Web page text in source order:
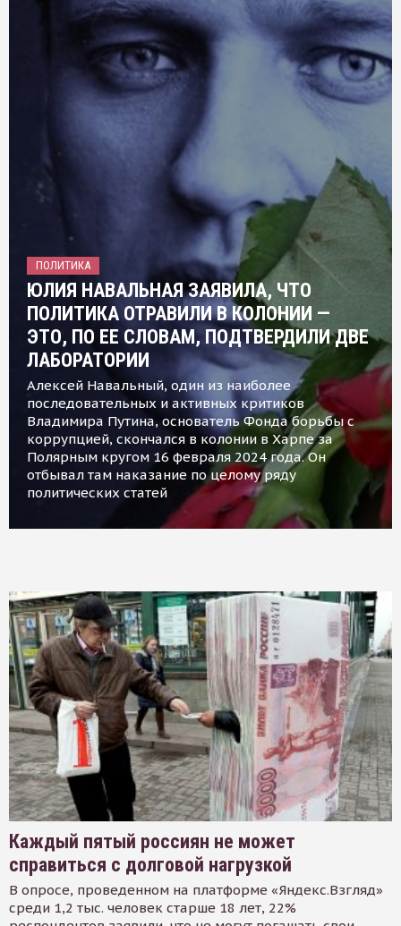
ПОЛИТИКА
ЮЛИЯ НАВАЛЬНАЯ ЗАЯВИЛА, ЧТО
ПОЛИТИКА ОТРАВИЛИ В КОЛОНИИ —
ЭТО, ПО ЕЕ СЛОВАМ, ПОДТВЕРДИЛИ ДВЕ
ЛАБОРАТОРИИ
Алексей Навальный, один из наиболее
последовательных и активных критиков
Владимира Путина, основатель Фонда борьбы с
коррупцией, скончался в колонии в Харпе за
Полярным кругом 16 февраля 2024 года. Он
отбывал там наказание по целому ряду
политических статей
Каждый пятый россиян не может
справиться с долговой нагрузкой
В опросе, проведенном на платформе «Яндекс.Взгляд»
среди 1,2 тыс. человек старше 18 лет, 22%